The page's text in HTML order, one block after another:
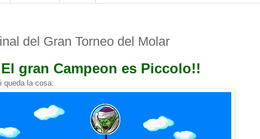
del Gran Torneo del Molar
gran Campeon es Piccolo!!
queda la cosa: